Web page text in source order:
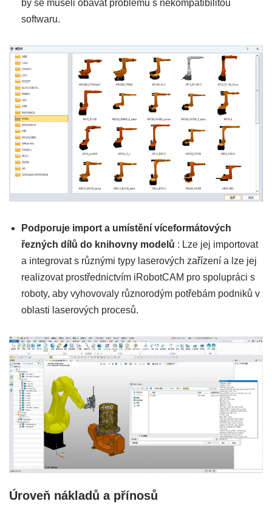
by se museli obávat problémů s nekompatibilitou
softwaru.
Podporuje import a umístění víceformátových
řezných dílů do knihovny modelů : Lze jej importovat
a integrovat s různými typy laserových zařízení a lze jej
realizovat prostřednictvím iRobotCAM pro spolupráci s
roboty, aby vyhovovaly různorodým potřebám podniků v
oblasti laserových procesů.
Úroveň nákladů a přínosů